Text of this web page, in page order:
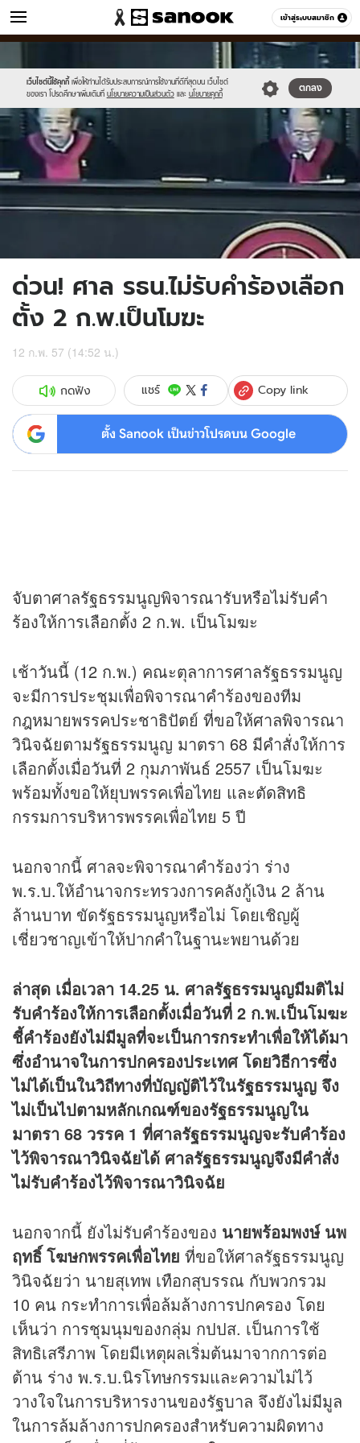
เข้าสู่ระบบสมาชิก
ข่าว หมวดอื่นๆ
เว็บไซต์นี้ใช้คุกกี้ เพื่อให้ท่านได้รับประสบการณ์การใช้งานที่ดีที่สุดบน เว็บไซต์
ของเรา โปรดศึกษาเพิ่มเติมที่ นโยบายความเป็นส่วนตัว และ นโยบายคุกกี้
ตกลง
new-
sanook.png
-
copy.jpg
ด่วน! ศาล รธน.ไม่รับคำร้องเลือก
ตั้ง 2 ก.พ.เป็นโมฆะ
12 ก.พ. 57 (14:52 น.)
กดฟัง แชร์ Copy link
ตั้ง Sanook เป็นข่าวโปรดบน Google
จับตาศาลรัฐธรรมนูญพิจารณารับหรือไม่รับคำ
ร้องให้การเลือกตั้ง 2 ก.พ. เป็นโมฆะ
เช้าวันนี้ (12 ก.พ.) คณะตุลาการศาลรัฐธรรมนูญ
จะมีการประชุมเพื่อพิจารณาคำร้องของทีม
กฎหมายพรรคประชาธิปัตย์ ที่ขอให้ศาลพิจารณา
วินิจฉัยตามรัฐธรรมนูญ มาตรา 68 มีคำสั่งให้การ
เลือกตั้งเมื่อวันที่ 2 กุมภาพันธ์ 2557 เป็นโมฆะ
พร้อมทั้งขอให้ยุบพรรคเพื่อไทย และตัดสิทธิ
กรรมการบริหารพรรคเพื่อไทย 5 ปี
นอกจากนี้ ศาลจะพิจารณาคำร้องว่า ร่าง
พ.ร.บ.ให้อำนาจกระทรวงการคลังกู้เงิน 2 ล้าน
ล้านบาท ขัดรัฐธรรมนูญหรือไม่ โดยเชิญผู้
เชี่ยวชาญเข้าให้ปากคำในฐานะพยานด้วย
ล่าสุด เมื่อเวลา 14.25 น. ศาลรัฐธรรมนูญมีมติไม่
รับคำร้องให้การเลือกตั้งเมื่อวันที่ 2 ก.พ.เป็นโมฆะ
ชี้คำร้องยังไม่มีมูลที่จะเป็นการกระทำเพื่อให้ได้มา
ซึ่งอำนาจในการปกครองประเทศ โดยวิธีการซึ่ง
ไม่ได้เป็นในวิถีทางที่บัญญัติไว้ในรัฐธรรมนูญ จึง
ไม่เป็นไปตามหลักเกณฑ์ของรัฐธรรมนูญใน
มาตรา 68 วรรค 1 ที่ศาลรัฐธรรมนูญจะรับคำร้อง
ไว้พิจารณาวินิจฉัยได้ ศาลรัฐธรรมนูญจึงมีคำสั่ง
ไม่รับคำร้องไว้พิจารณาวินิจฉัย
นอกจากนี้ ยังไม่รับคำร้องของ นายพร้อมพงษ์ นพ
ฤทธิ์ โฆษกพรรคเพื่อไทย ที่ขอให้ศาลรัฐธรรมนูญ
วินิจฉัยว่า นายสุเทพ เทือกสุบรรณ กับพวกรวม
10 คน กระทำการเพื่อล้มล้างการปกครอง โดย
เห็นว่า การชุมนุมของกลุ่ม กปปส. เป็นการใช้
สิทธิเสรีภาพ โดยมีเหตุผลเริ่มต้นมาจากการต่อ
ต้าน ร่าง พ.ร.บ.นิรโทษกรรมและความไม่ไว้
วางใจในการบริหารงานของรัฐบาล จึงยังไม่มีมูล
ในการล้มล้างการปกครองสำหรับความผิดทาง